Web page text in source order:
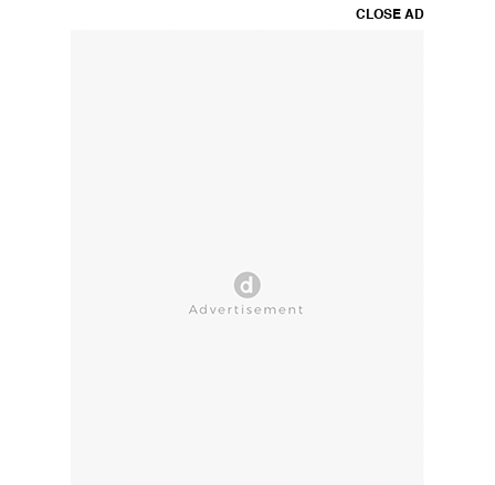
CLOSE AD